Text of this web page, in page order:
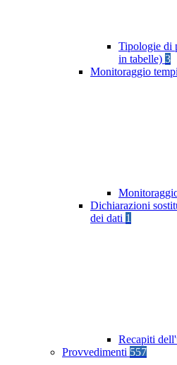
Tipologie di
in tabelle) 3
Monitoraggio
Dichiarazioni
dei dati 1
Recapiti
Provvedimenti 557